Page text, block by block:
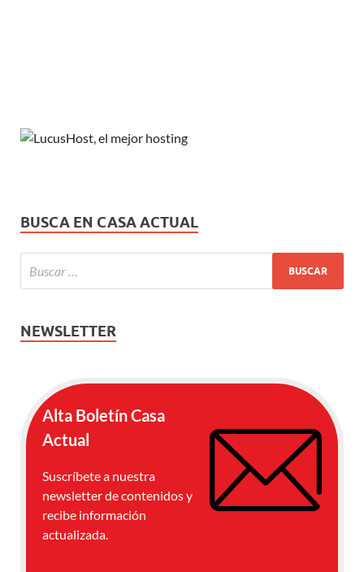
BUSCA EN CASA ACTUAL
NEWSLETTER
Alta Boletín Casa
Actual
Suscríbete a nuestra
newsletter de contenidos y
recibe información
actualizada.